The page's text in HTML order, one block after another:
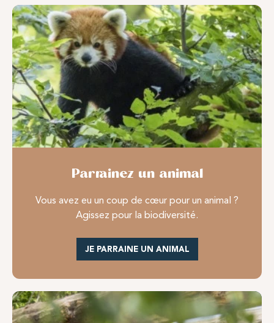
Parrainez un animal
Vous avez eu un coup de cœur pour un animal ?
Agissez pour la biodiversité.
JE PARRAINE UN ANIMAL